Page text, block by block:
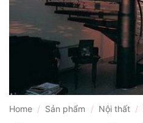
Home / Sản phẩm / Nội thất /